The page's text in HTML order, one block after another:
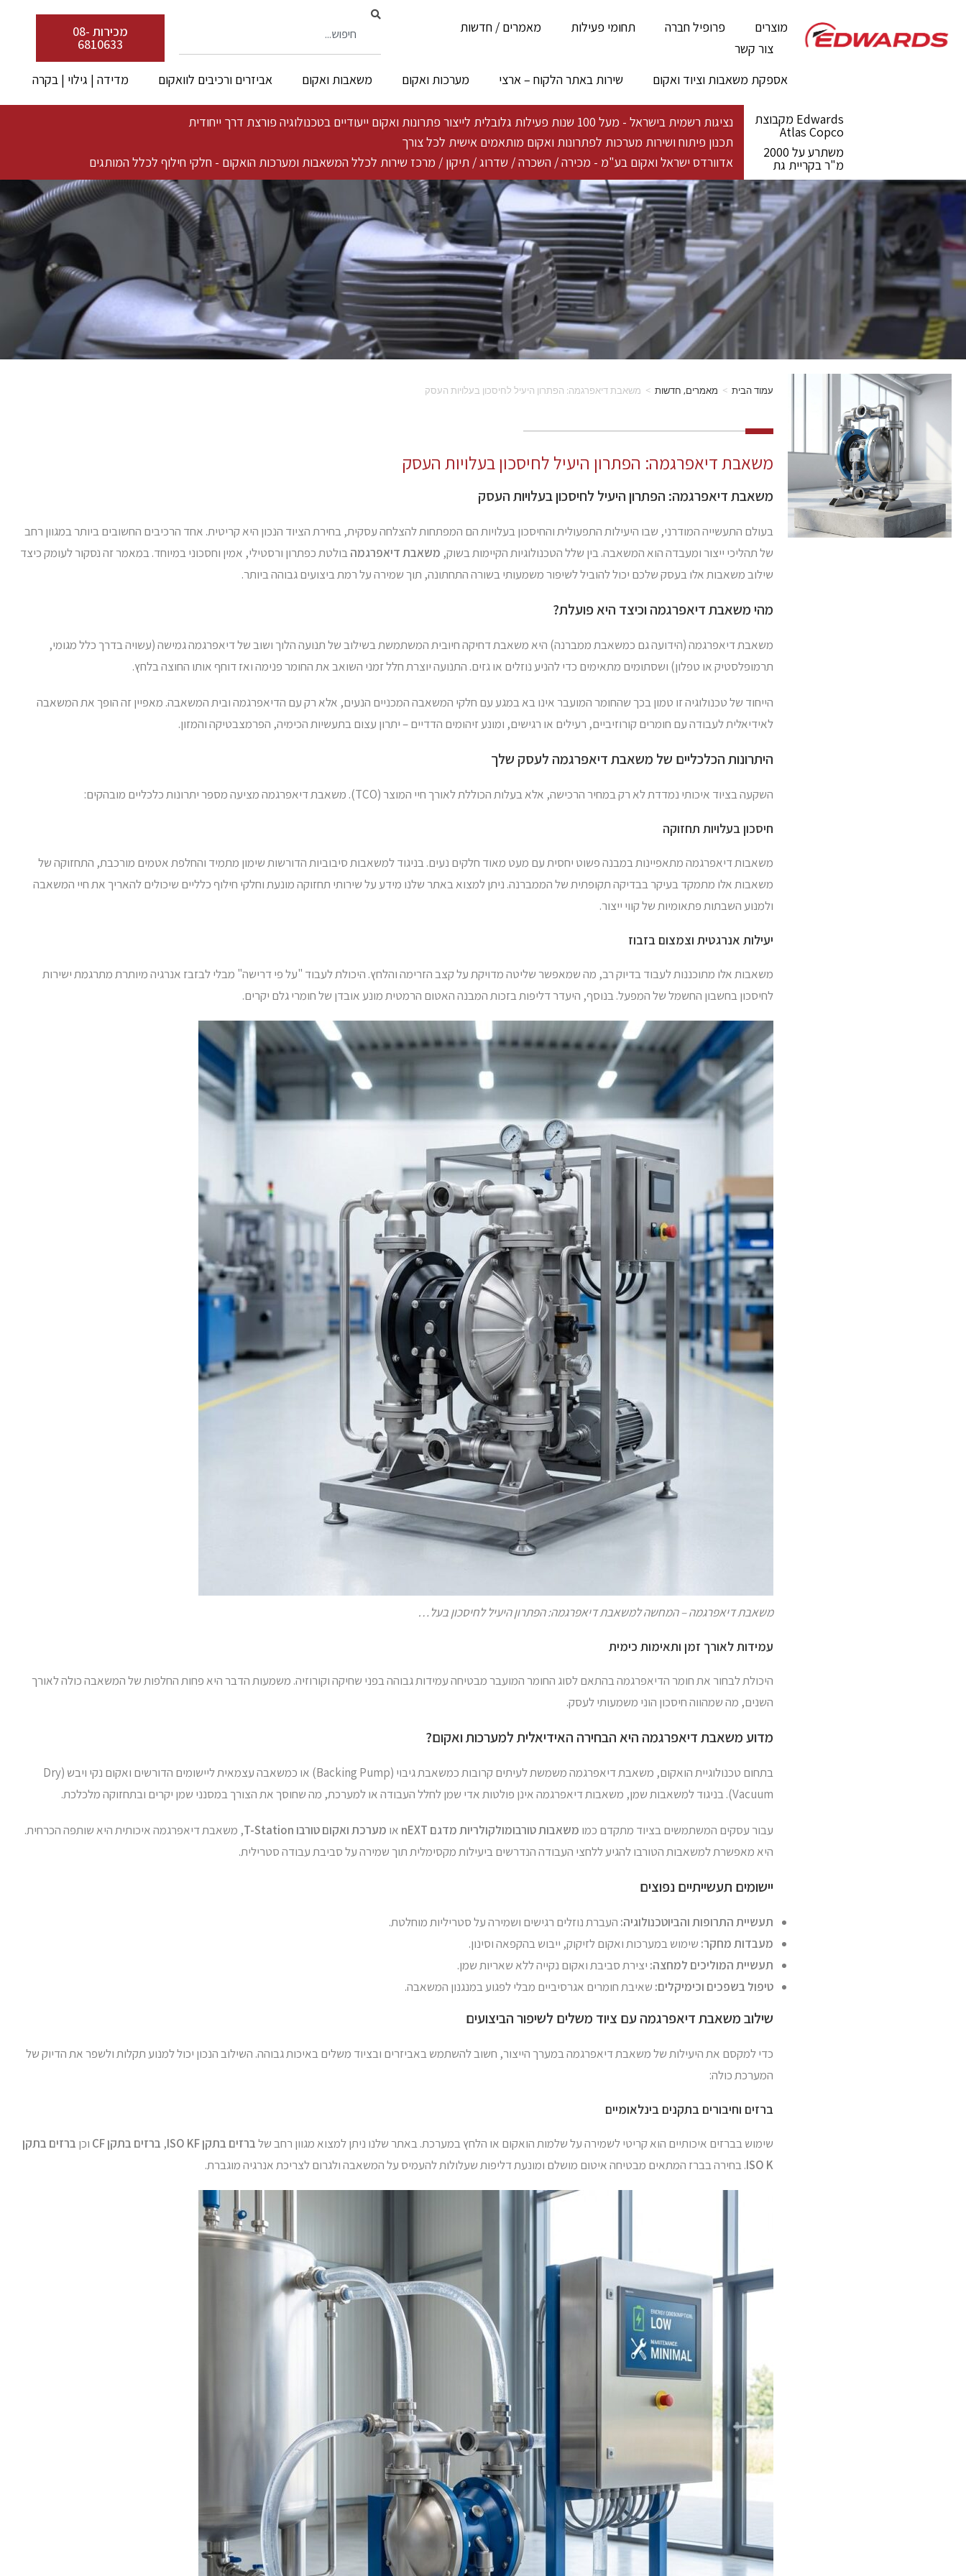
מוצרים פרופיל חברה תחומי פעילות
מאמרים / חדשות
צור קשר
מכירות 08-
6810633
אספקת משאבות וציוד ואקום שירות באתר הלקוח – ארצי מערכות ואקום משאבות ואקום אביזרים ורכיבים לוואקום מדידה | גילוי | בקרה
Edwards מקבוצת
Atlas Copco
משתרע על 2000
מ"ר בקריית גת
נציגות רשמית בישראל - מעל 100 שנות פעילות גלובלית לייצור פתרונות ואקום ייעודיים בטכנולוגיה פורצת דרך ייחודית
תכנון פיתוח ושירות מערכות לפתרונות ואקום מותאמים אישית לכל צורך
אדוורדס ישראל ואקום בע"מ - מכירה / השכרה / שדרוג / תיקון / מרכז שירות לכלל המשאבות ומערכות הואקום - חלקי חילוף לכלל המותגים
עמוד הבית > מאמרים, חדשות > משאבת דיאפרגמה: הפתרון היעיל לחיסכון בעלויות העסק
משאבת דיאפרגמה: הפתרון היעיל לחיסכון בעלויות העסק
משאבת דיאפרגמה: הפתרון היעיל לחיסכון בעלויות העסק
בעולם התעשייה המודרני, שבו היעילות התפעולית והחיסכון בעלויות הם המפתחות להצלחה עסקית, בחירת הציוד הנכון היא קריטית. אחד הרכיבים החשובים ביותר במגוון רחב
של תהליכי ייצור ומעבדה הוא המשאבה. בין שלל הטכנולוגיות הקיימות בשוק, משאבת דיאפרגמהבולטת כפתרון ורסטילי, אמין וחסכוני במיוחד. במאמר זה נסקור לעומק כיצד
שילוב משאבות אלו בעסק שלכם יכול להוביל לשיפור משמעותי בשורה התחתונה, תוך שמירה על רמת ביצועים גבוהה ביותר.
מהי משאבת דיאפרגמה וכיצד היא פועלת?
משאבת דיאפרגמה (הידועה גם כמשאבת ממברנה) היא משאבת דחיקה חיובית המשתמשת בשילוב של תנועה הלוך ושוב של דיאפרגמה גמישה (עשויה בדרך כלל מגומי,
תרמופלסטיק או טפלון) ושסתומים מתאימים כדי להניע נוזלים או גזים. התנועה יוצרת חלל זמני השואב את החומר פנימה ואז דוחף אותו החוצה בלחץ.
הייחוד של טכנולוגיה זו טמון בכך שהחומר המועבר אינו בא במגע עם חלקי המשאבה המכניים הנעים, אלא רק עם הדיאפרגמה ובית המשאבה. מאפיין זה הופך את המשאבה
לאידיאלית לעבודה עם חומרים קורוזיביים, רעילים או רגישים, ומונע זיהומים הדדיים – יתרון עצום בתעשיות הכימיה, הפרמצבטיקה והמזון.
היתרונות הכלכליים של משאבת דיאפרגמה לעסק שלך
השקעה בציוד איכותי נמדדת לא רק במחיר הרכישה, אלא בעלות הכוללת לאורך חיי המוצר (TCO). משאבת דיאפרגמה מציעה מספר יתרונות כלכליים מובהקים:
חיסכון בעלויות תחזוקה
משאבות דיאפרגמה מתאפיינות במבנה פשוט יחסית עם מעט מאוד חלקים נעים. בניגוד למשאבות סיבוביות הדורשות שימון מתמיד והחלפת אטמים מורכבת, התחזוקה של
משאבות אלו מתמקד בעיקר בבדיקה תקופתית של הממברנה. ניתן למצוא באתר שלנו מידע על שירותי תחזוקה מונעת וחלקי חילוף כלליים שיכולים להאריך את חיי המשאבה
ולמנוע השבתות פתאומיות של קווי ייצור.
יעילות אנרגטית וצמצום בזבוז
משאבות אלו מתוכננות לעבוד בדיוק רב, מה שמאפשר שליטה מדויקת על קצב הזרימה והלחץ. היכולת לעבוד "על פי דרישה" מבלי לבזבז אנרגיה מיותרת מתרגמת ישירות
לחיסכון בחשבון החשמל של המפעל. בנוסף, היעדר דליפות בזכות המבנה האטום הרמטית מונע אובדן של חומרי גלם יקרים.
משאבת דיאפרגמה – המחשה למשאבת דיאפרגמה: הפתרון היעיל לחיסכון בעל…
עמידות לאורך זמן ותאימות כימית
היכולת לבחור את חומר הדיאפרגמה בהתאם לסוג החומר המועבר מבטיחה עמידות גבוהה בפני שחיקה וקורוזיה. משמעות הדבר היא פחות החלפות של המשאבה כולה לאורך
השנים, מה שמהווה חיסכון הוני משמעותי לעסק.
מדוע משאבת דיאפרגמה היא הבחירה האידיאלית למערכות ואקום?
בתחום טכנולוגיית הואקום, משאבת דיאפרגמה משמשת לעיתים קרובות כמשאבת גיבוי (Backing Pump) או כמשאבה עצמאית ליישומים הדורשים ואקום נקי ויבש (Dry
Vacuum). בניגוד למשאבות שמן, משאבות דיאפרגמה אינן פולטות אדי שמן לחלל העבודה או למערכת, מה שחוסך את הצורך במסנני שמן יקרים ובתחזוקה מלכלכת.
עבור עסקים המשתמשים בציוד מתקדם כמו משאבות טורבומולקולריות מדגם nEXT או מערכת ואקום טורבו T-Station
, משאבת דיאפרגמה איכותית היא שותפה הכרחית.
היא מאפשרת למשאבות הטורבו להגיע ללחצי העבודה הנדרשים ביעילות מקסימלית תוך שמירה על סביבת עבודה סטרילית.
יישומים תעשייתיים נפוצים
תעשיית התרופות והביוטכנולוגיה: העברת נוזלים רגישים ושמירה על סטריליות מוחלטת.
מעבדות מחקר: שימוש במערכות ואקום לזיקוק, ייבוש בהקפאה וסינון.
תעשיית המוליכים למחצה: יצירת סביבת ואקום נקייה ללא שאריות שמן.
טיפול בשפכים וכימיקלים: שאיבת חומרים אגרסיביים מבלי לפגוע במנגנון המשאבה.
שילוב משאבת דיאפרגמה עם ציוד משלים לשיפור הביצועים
כדי למקסם את היעילות של משאבת דיאפרגמה במערך הייצור, חשוב להשתמש באביזרים ובציוד משלים באיכות גבוהה. השילוב הנכון יכול למנוע תקלות ולשפר את הדיוק של
המערכת כולה:
ברזים וחיבורים בתקנים בינלאומיים
שימוש בברזים איכותיים הוא קריטי לשמירה על שלמות הואקום או הלחץ במערכת. באתר שלנו ניתן למצוא מגוון רחב שלברזים בתקן ISO KF , ברזים בתקן CF וכן ברזים בתקן
ISO K. בחירה בברז המתאים מבטיחה איטום מושלם ומונעת דליפות שעלולות להעמיס על המשאבה ולגרום לצריכת אנרגיה מוגברת.